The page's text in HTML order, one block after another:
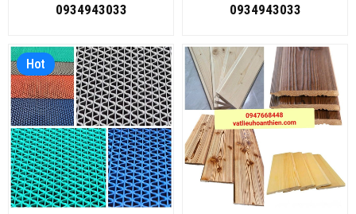
0934943033
0934943033
Hot